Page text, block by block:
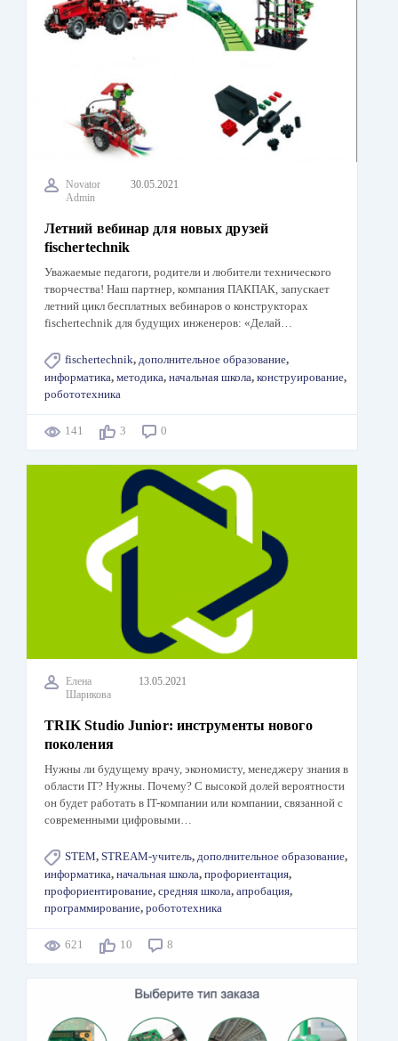
Novator
Admin
30.05.2021
Летний вебинар для новых друзей
fischertechnik
Уважаемые педагоги, родители и любители технического
творчества! Наш партнер, компания ПАКПАК, запускает
летний цикл бесплатных вебинаров о конструкторах
fischertechnik для будущих инженеров: «Делай…
fischertechnik, дополнительное образование,
информатика, методика, начальная школа, конструирование,
робототехника
141 3 0
Елена
Шарикова
13.05.2021
TRIK Studio Junior: инструменты нового
поколения
Нужны ли будущему врачу, экономисту, менеджеру знания в
области IT? Нужны. Почему? С высокой долей вероятности
он будет работать в IT-компании или компании, связанной с
современными цифровыми…
STEM, STREAM-учитель, дополнительное образование,
информатика, начальная школа, профориентация,
профориентирование, средняя школа, апробация,
программирование, робототехника
621 10 8